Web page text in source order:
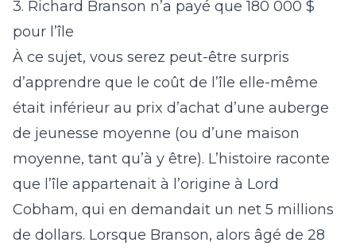
3. Richard Branson n’a payé que 180 000 $
pour l’île
À ce sujet, vous serez peut-être surpris
d’apprendre que le coût de l’île elle-même
était inférieur au prix d’achat d’une auberge
de jeunesse moyenne (ou d’une maison
moyenne, tant qu’à y être). L’histoire raconte
que l’île appartenait à l’origine à Lord
Cobham, qui en demandait un net 5 millions
de dollars. Lorsque Branson, alors âgé de 28